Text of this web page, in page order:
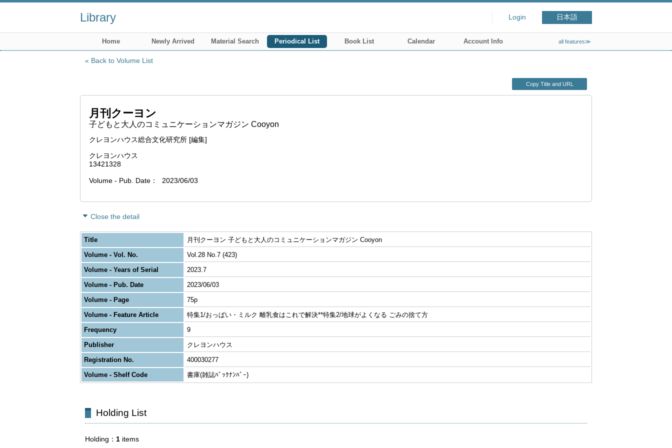
Library Login 日本語
Home Newly Arrived Material Search Periodical List Book List Calendar Account Info all features≫
Back to Volume List
Copy Title and URL
月刊クーヨン
子どもと大人のコミュニケーションマガジン Cooyon
クレヨンハウス総合文化研究所 [編集]
クレヨンハウス
13421328
Volume - Pub. Date 2023/06/03
Close the detail
Title
月刊クーヨン 子どもと大人のコミュニケーションマガジン Cooyon
Volume - Vol. No.
Vol.28 No.7 (423)
Volume - Years of Serial
2023.7
Volume - Pub. Date
2023/06/03
Volume - Page
75p
Volume - Feature Article
特集1/おっぱい・ミルク 離乳食はこれで解決**特集2/地球がよくなる ごみの捨て方
Frequency
9
Publisher
クレヨンハウス
Registration No.
400030277
Volume - Shelf Code
書庫(雑誌ﾊﾞｯｸﾅﾝﾊﾞｰ)
Holding List
Holding 1 items